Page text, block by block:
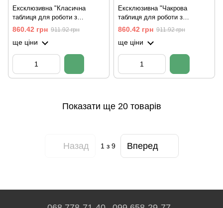
Ексклюзивна "Класична
таблиця для роботи з
маятником" (29*29*1.8см),
масив вільхи, різьблена,
покрита олією та бджолиним
воском
860.42 грн 911.92 грн
ще ціни
Ексклюзивна "Чакрова
таблиця для роботи з
маятником" (29*20*1.8см),
масив вільхи, різьблена
860.42 грн 911.92 грн
ще ціни
Показати ще 20 товарів
Назад 1з 9 Вперед